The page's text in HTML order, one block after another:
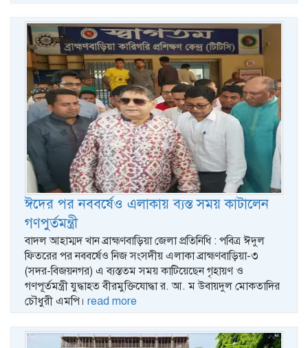
ঈদের পর নববর্ষেও এলাকায় ব্যস্ত সময় কাটালেন
গণপুর্তমন্ত্রী
বাদল আহাম্মদ খান ব্রাহ্মণবাড়িয়া জেলা প্রতিনিধি : পবিত্র ঈদুল
ফিতরের পর নববর্ষেও নিজ সংসদীয় এলাকা ব্রাহ্মণবাড়িয়া-৩
(সদর-বিজয়নগর) এ ব্যস্ততম সময় কাটিয়েছেন গৃহায়ণ ও
গণপূর্তমন্ত্রী যুদ্ধাহত বীরমুক্তিযোদ্ধা র. আ. ম উবায়দুল মোকতাদির
চৌধুরী এমপি। read more